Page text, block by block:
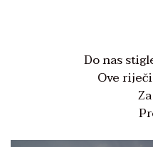
Do nas
Ove